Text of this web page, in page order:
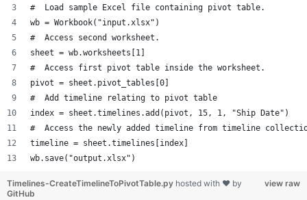
#  Load sample Excel file containing pivot table.
wb = Workbook("input.xlsx")
#  Access second worksheet.
sheet = wb.worksheets[1]
#  Access first pivot table inside the worksheet.
pivot = sheet.pivot_tables[0]
#  Add timeline relating to pivot table
index = sheet.timelines.add(pivot, 15, 1, "Ship Date")
#  Access the newly added timeline from timeline
timeline = sheet.timelines[index]
wb.save("output.xlsx")
view raw
Timelines-CreateTimelineToPivotTable.py hosted with ❤ by
GitHub